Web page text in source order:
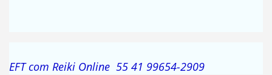
EFT com Reiki Online 55 41 99654-2909